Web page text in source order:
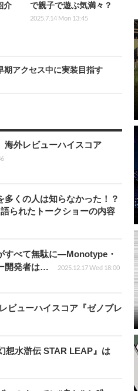
介
で親子で遊ぶ気満々？
2025.7.14 Mon 13:45
アクセス中に実装目指す
海外レビューハイスコア
多くの人は知らなかった！？
られたトークショーの内容
すべて無駄に―Monotype・
開発者は…
2025.12.17 Wed 18:00
ビューハイスコア『ゼノブレ
想水滸伝 STAR LEAP』は